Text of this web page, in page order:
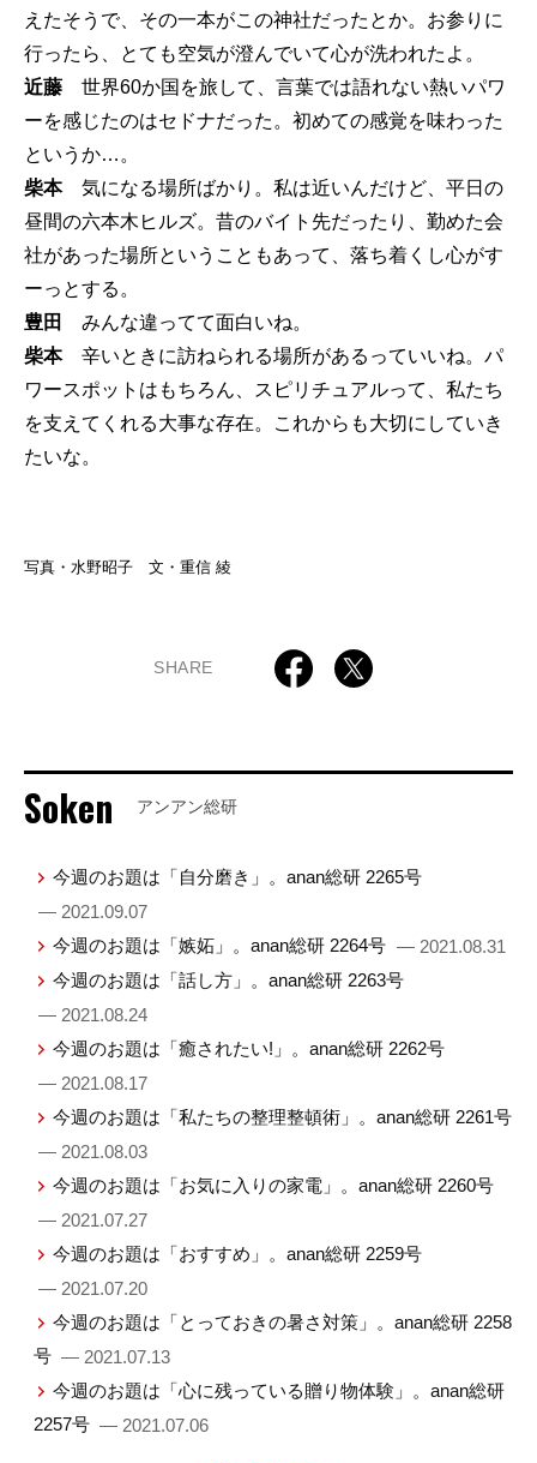
えたそうで、その一本がこの神社だったとか。お参りに
行ったら、とても空気が澄んでいて心が洗われたよ。
近藤 世界60か国を旅して、言葉では語れない熱いパワ
ーを感じたのはセドナだった。初めての感覚を味わった
というか…。
柴本気になる場所ばかり。私は近いんだけど、平日の
昼間の六本木ヒルズ。昔のバイト先だったり、勤めた会
社があった場所ということもあって、落ち着くし心がす
ーっとする。
豊田
みんな違ってて面白いね。
柴本辛いときに訪ねられる場所があるっていいね。パ
ワースポットはもちろん、スピリチュアルって、私たち
を支えてくれる大事な存在。これからも大切にしていき
たいな。
写真・水野昭子 文・重信 綾
SHARE
Soken アンアン総研
今週のお題は「自分磨き」。anan総研 2265号
— 2021.09.07
今週のお題は「嫉妬」。anan総研 2264号 — 2021.08.31
今週のお題は「話し方」。anan総研 2263号
— 2021.08.24
今週のお題は「癒されたい!」。anan総研 2262号
— 2021.08.17
今週のお題は「私たちの整理整頓術」。anan総研 2261号
— 2021.08.03
今週のお題は「お気に入りの家電」。anan総研 2260号
— 2021.07.27
今週のお題は「おすすめ」。anan総研 2259号
— 2021.07.20
今週のお題は「とっておきの暑さ対策」。anan総研 2258
号 — 2021.07.13
今週のお題は「心に残っている贈り物体験」。anan総研
2257号 — 2021.07.06